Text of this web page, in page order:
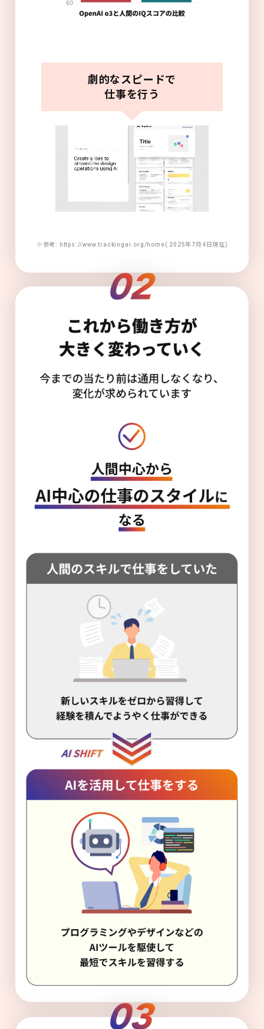
劇的なスピードで
仕事を行う
※参考: https://www.trackingai.org/home( 2025年7月4日現在)